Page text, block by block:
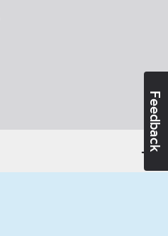
Feedback